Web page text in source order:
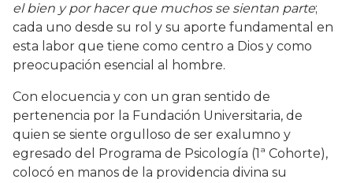
el bien y por hacer que muchos se sientan parte;
cada uno desde su rol y su aporte fundamental en
esta labor que tiene como centro a Dios y como
preocupación esencial al hombre.
Con elocuencia y con un gran sentido de
pertenencia por la Fundación Universitaria, de
quien se siente orgulloso de ser exalumno y
egresado del Programa de Psicología (1ª Cohorte),
colocó en manos de la providencia divina su